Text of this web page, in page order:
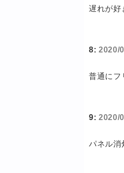
遅れが好
8: 2020/
普通にフ
9: 2020/
パネル消